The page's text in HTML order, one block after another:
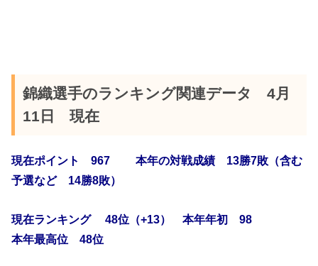
錦織選手のランキング関連データ 4月
11日 現在
現在ポイント 967 本年の対戦成績 13勝7敗（含む
予選など 14勝8敗）
現在ランキング 48位（+13） 本年年初 98
本年最高位 48位